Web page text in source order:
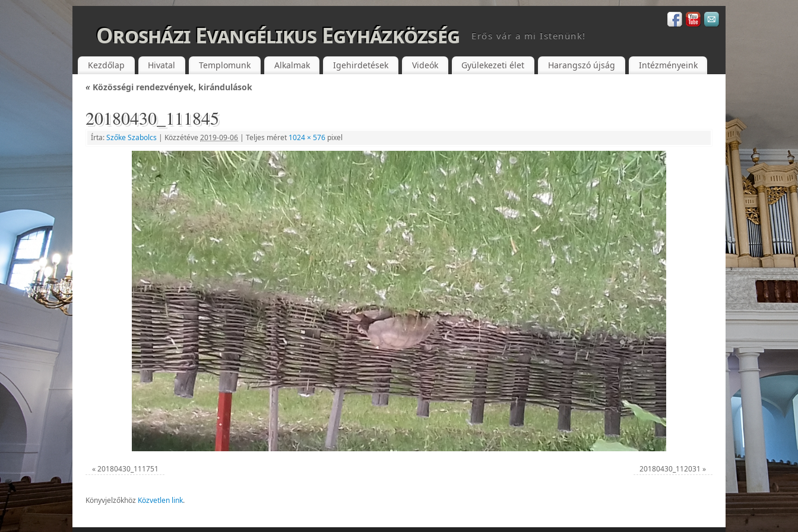
Orosházi Evangélikus Egyházközség Erős vár a mi Istenünk!
Kezdőlap Hivatal Templomunk Alkalmak Igehirdetések Videók Gyülekezeti élet Harangszó újság Intézményeink
« Közösségi rendezvények, kirándulások
20180430_111845
Írta:Szőke Szabolcs | Közzétéve 2019-09-06 | Teljes méret 1024 × 576 pixel
«20180430_111751 20180430_112031 »
Könyvjelzőkhöz Közvetlen link.